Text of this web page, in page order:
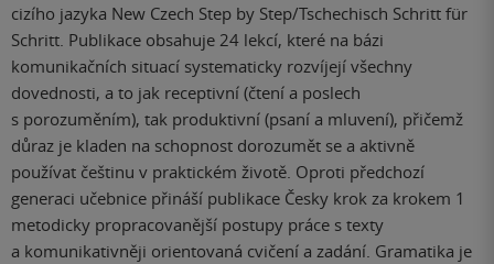
cizího jazyka New Czech Step by Step/Tschechisch Schritt für
Schritt. Publikace obsahuje 24 lekcí, které na bázi
komunikačních situací systematicky rozvíjejí všechny
dovednosti, a to jak receptivní (čtení a poslech
s porozuměním), tak produktivní (psaní a mluvení), přičemž
důraz je kladen na schopnost dorozumět se a aktivně
používat češtinu v praktickém životě. Oproti předchozí
generaci učebnice přináší publikace Česky krok za krokem 1
metodicky propracovanější postupy práce s texty
a komunikativněji orientovaná cvičení a zadání. Gramatika je